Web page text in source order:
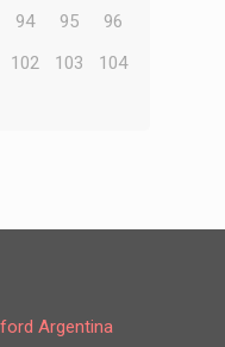
94 95
96
102 103
104
Argentina